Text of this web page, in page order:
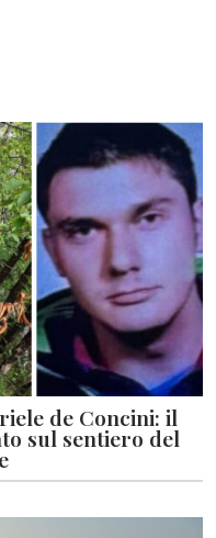
de Concini: il
sul sentiero del